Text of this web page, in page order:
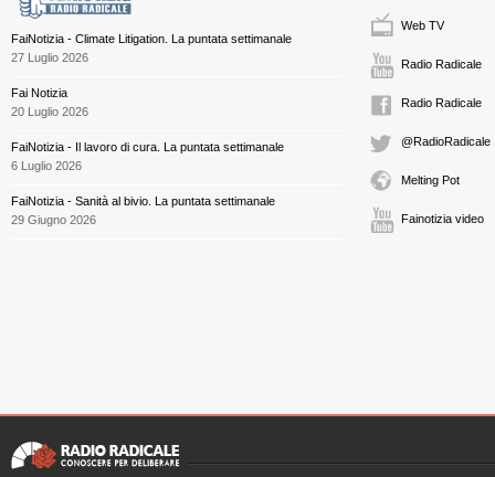
FaiNotizia - Climate Litigation. La puntata settimanale
27 Luglio 2026
Fai Notizia
20 Luglio 2026
FaiNotizia - Il lavoro di cura. La puntata settimanale
6 Luglio 2026
FaiNotizia - Sanità al bivio. La puntata settimanale
29 Giugno 2026
Web TV
Radio Radicale
Radio Radicale
@RadioRadicale
Melting Pot
Fainotizia video